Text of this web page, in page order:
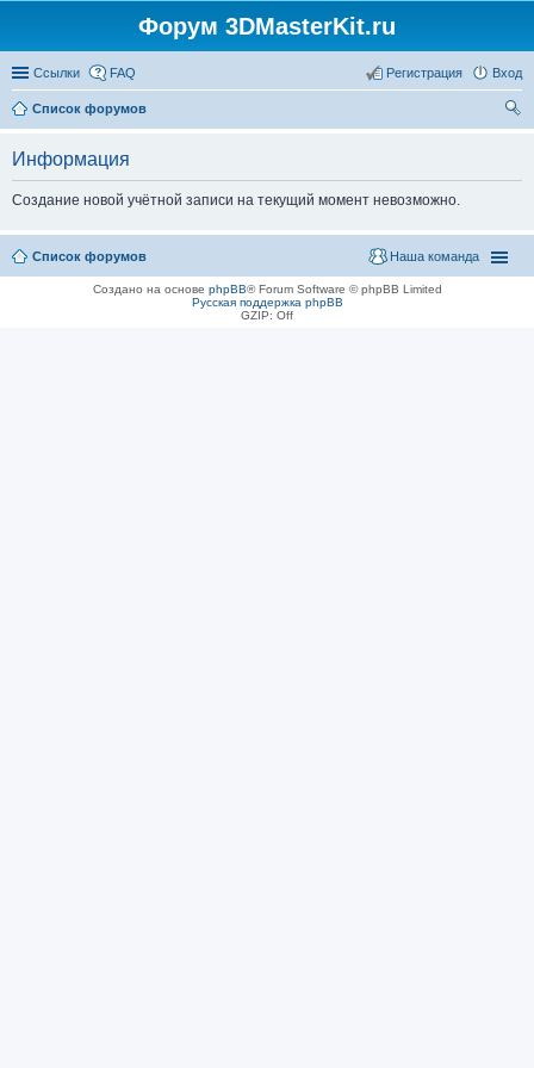
Форум 3DMasterKit.ru
Ссылки FAQ Вход
Регистрация
Список форумов
Информация
Создание новой учётной записи на текущий момент невозможно.
Список форумов Наша команда
Создано на основе phpBB® Forum Software © phpBB Limited
Русская поддержка phpBB
GZIP: Off